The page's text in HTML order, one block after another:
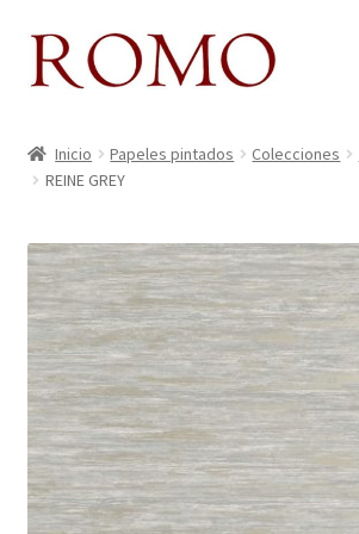
Ir
Ir
al
Aviso legal
Blog
Carrito
Colecciones
Contacto
Donde Estamos
Inicio Papeles pintados Colecciones
REINE GREY